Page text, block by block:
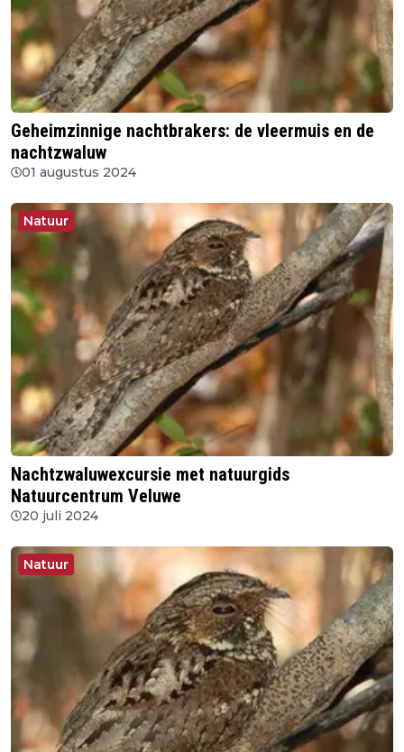
Geheimzinnige nachtbrakers: de vleermuis en de
nachtzwaluw
01 augustus 2024
Natuur
Nachtzwaluwexcursie met natuurgids
Natuurcentrum Veluwe
20 juli 2024
Natuur